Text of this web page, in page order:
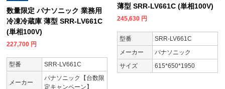
数量限定 パナソニック 業務用
冷凍冷蔵庫 薄型 SRR-LV661C
(単相100V)
227,700 円
型番 SRR-LV661C
メーカー
パナソニック【台数限
定キャンペーン】
薄型 SRR-LV661C (単相100V)
245,630 円
型番
SRR-LV661C
メーカー
パナソニック
サイズ
615*650*1950